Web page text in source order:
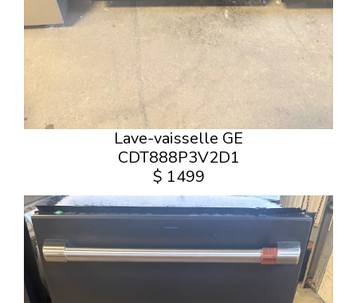
Lave-vaisselle GE
CDT888P3V2D1
$ 1499